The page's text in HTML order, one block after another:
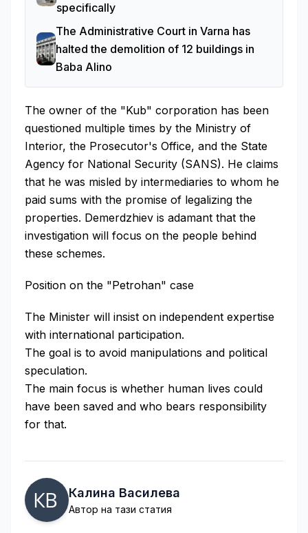
specifically
The Administrative Court in Varna has
halted the demolition of 12 buildings in
Baba Alino
The owner of the "Kub" corporation has been
questioned multiple times by the Ministry of
Interior, the Prosecutor's Office, and the State
Agency for National Security (SANS). He claims
that he was misled by intermediaries to whom he
paid sums with the promise of legalizing the
properties. Demerdzhiev is adamant that the
investigation will focus on the people behind
these schemes.
Position on the "Petrohan" case
The Minister will insist on independent expertise
with international participation.
The goal is to avoid manipulations and political
speculation.
The main focus is whether human lives could
have been saved and who bears responsibility
for that.
Калина Василева
Автор на тази статия